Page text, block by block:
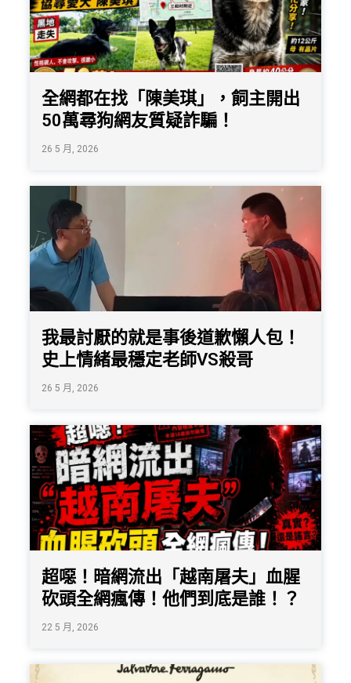
全網都在找「陳美琪」，飼主開出
50萬尋狗網友質疑詐騙！
26 5 月, 2026
我最討厭的就是事後道歉懶人包！
史上情緒最穩定老師VS殺哥
26 5 月, 2026
超噁！暗網流出「越南屠夫」血腥
砍頭全網瘋傳！他們到底是誰！？
22 5 月, 2026